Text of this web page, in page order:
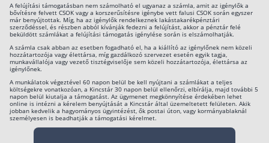
A felújítási támogatásban nem számolható el ugyanaz a számla, amit az igénylők a
bővítésre felvett CSOK vagy a korszerűsítésre igénybe vett falusi CSOK során egyszer
már benyújtottak. Míg, ha az igénylők rendelkeznek lakástakarékpénztári
szerződéssel, és részben abból kívánják fedezni a felújítást, akkor a pénztár felé
beküldött számlákat a felújítási támogatás igénylése során is elszámolhatják.
A számla csak abban az esetben fogadható el, ha a kiállító az igénylőnek nem közeli
hozzátartozója vagy élettársa, míg gazdálkozó szervezet esetén egyik tagja,
munkavállalója vagy vezető tisztégviselője sem közeli hozzátartozója, élettársa az
igénylőnek.
A munkálatok végeztével 60 napon belül be kell nyújtani a számlákat a teljes
költségekre vonatkozóan, a Kincstár 30 napon belül ellenőrzi, elbírálja, majd további 5
napon belül kiutalja a támogatást. Az ügymenet megkönnyítése érdekében lehet
online is intézni a kérelem benyújtását a Kincstár által üzemeltetett felületen. Akik
jobban kedvelik a hagyományos ügyintézést, ők postai úton, vagy kormányablaknál
személyesen is beadhatják a támogatási kérelmet.